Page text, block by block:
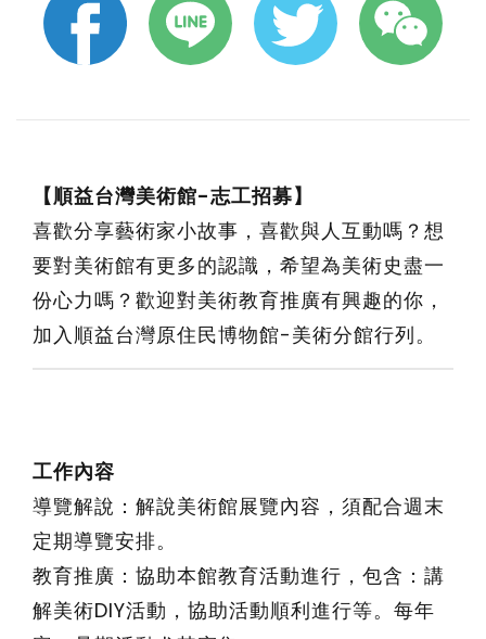
【順益台灣美術館-志工招募】
喜歡分享藝術家小故事，喜歡與人互動嗎？想
要對美術館有更多的認識，希望為美術史盡一
份心力嗎？歡迎對美術教育推廣有興趣的你，
加入順益台灣原住民博物館-美術分館行列。
工作內容
導覽解說：解說美術館展覽內容，須配合週末
定期導覽安排。
教育推廣：協助本館教育活動進行，包含：講
解美術DIY活動，協助活動順利進行等。每年